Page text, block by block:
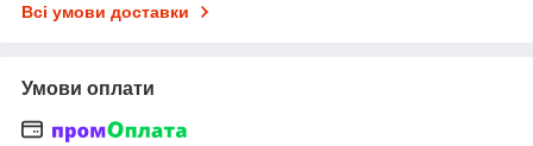
Всі умови доставки
Умови оплати